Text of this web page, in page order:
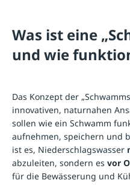
Was ist eine
und wie
Das Konzept der
innovativen, naturnahen
sollen wie ein Schwamm
aufnehmen, speichern und
ist es, Niederschlagswasser
abzuleiten, sondern es vor
für die Bewässerung und